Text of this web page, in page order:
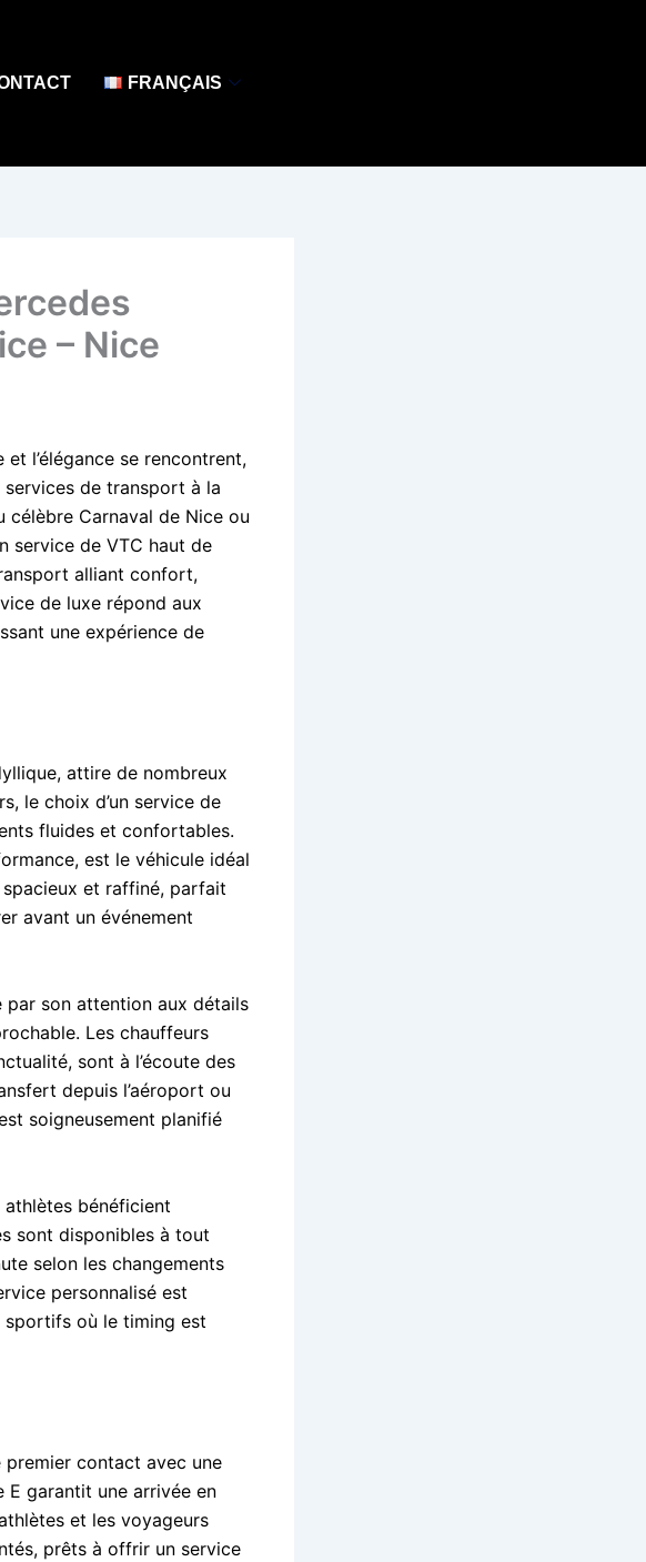
FRANÇAIS
– Nice
l’élégance se rencontrent,
de transport à la
célèbre Carnaval de Nice ou
service de VTC haut de
alliant confort,
de luxe répond aux
une expérience de
attire de nombreux
le choix d’un service de
fluides et confortables.
est le véhicule idéal
et raffiné, parfait
avant un événement
par son attention aux détails
Les chauffeurs
sont à l’écoute des
depuis l’aéroport ou
soigneusement planifié
athlètes bénéficient
sont disponibles à tout
selon les changements
personnalisé est
sportifs où le timing est
contact avec une
E garantit une arrivée en
et les voyageurs
prêts à offrir un service